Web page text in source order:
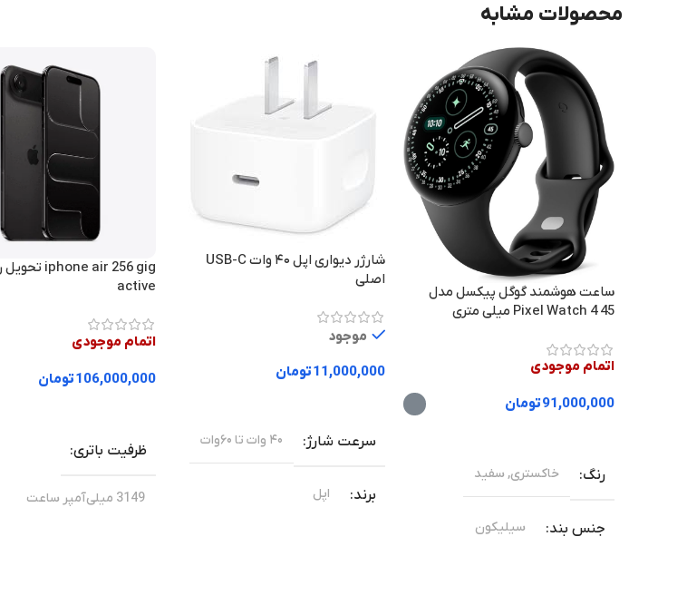
محصولات مشابه
ساعت هوشمند گوگل پیکسل مدل
Pixel Watch 4 45 میلی متری
اتمام موجودی
91,000,000تومان
رنگ خاکستری, سفید
جنس بند سیلیکون
شارژر دیواری اپل ۴۰ وات USB-C
اصلی
موجود
11,000,000تومان
سرعت شارژ ۴۰ وات تا ۶۰وات
برند اپل
active
اتمام موجودی
106,000,000تومان
ظرفیت باتری
3149 میلی‌آمپر ساعت